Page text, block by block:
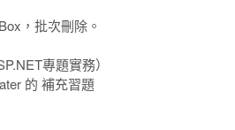
，批次刪除。
專題實務）
的 補充習題